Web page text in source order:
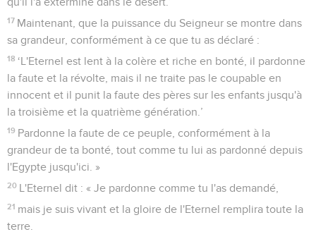
17 Maintenant, que la puissance du Seigneur se montre dans
sa grandeur, conformément à ce que tu as déclaré :
18 ‘L'Eternel est lent à la colère et riche en bonté, il pardonne
la faute et la révolte, mais il ne traite pas le coupable en
innocent et il punit la faute des pères sur les enfants jusqu'à
la troisième et la quatrième génération.’
19 Pardonne la faute de ce peuple, conformément à la
grandeur de ta bonté, tout comme tu lui as pardonné depuis
l'Egypte jusqu'ici. »
20 L'Eternel dit : « Je pardonne comme tu l'as demandé,
21 mais je suis vivant et la gloire de l'Eternel remplira toute la
terre.